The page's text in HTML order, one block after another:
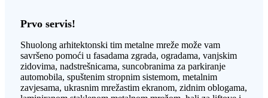
Prvo servis!
Shuolong arhitektonski tim metalne mreže može vam
savršeno pomoći u fasadama zgrada, ogradama, vanjskim
zidovima, nadstrešnicama, suncobranima za parkiranje
automobila, spuštenim stropnim sistemom, metalnim
zavjesama, ukrasnim mrežastim ekranom, zidnim oblogama,